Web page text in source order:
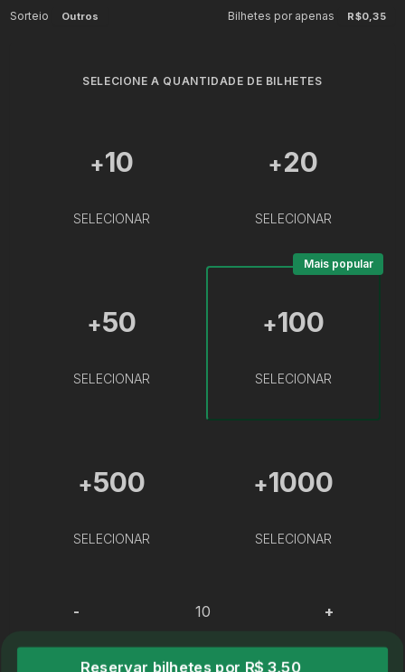
Sorteio Outros Bilhetes por apenas R$0,35
SELECIONE A QUANTIDADE DE BILHETES
+10
SELECIONAR
+20
SELECIONAR
+50
SELECIONAR
+100
SELECIONAR
Mais popular
+500
SELECIONAR
+1000
SELECIONAR
- +
Reservar bilhetes por R$ 3,50